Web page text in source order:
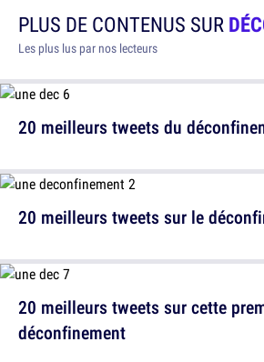
PLUS DE CONTENUS SUR
Les plus lus par nos lecteurs
20 meilleurs tweets du
20 meilleurs tweets sur cette
déconfinement
20 meilleurs tweets sur le